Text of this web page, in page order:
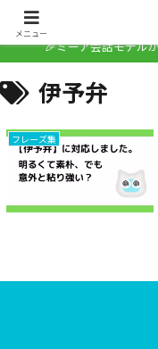
🎉ミーア会話モデル
伊予弁
フレーズ集
メニュー